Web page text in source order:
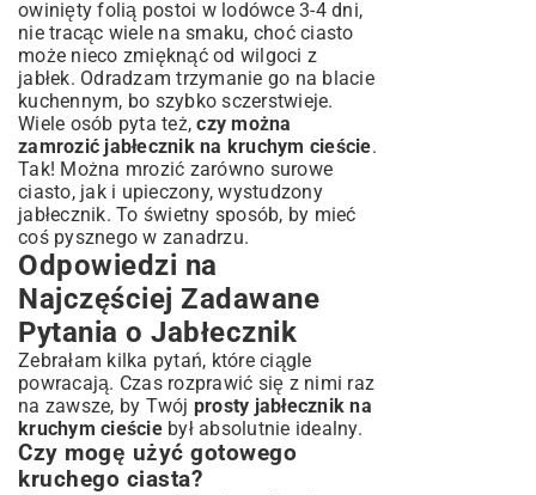
owinięty folią postoi w lodówce 3-4 dni,
nie tracąc wiele na smaku, choć ciasto
może nieco zmięknąć od wilgoci z
jabłek. Odradzam trzymanie go na blacie
kuchennym, bo szybko sczerstwieje.
Wiele osób pyta też,czy można
zamrozić jabłecznik na kruchym cieście.
Tak! Można mrozić zarówno surowe
ciasto, jak i upieczony, wystudzony
jabłecznik. To świetny sposób, by mieć
coś pysznego w zanadrzu.
Odpowiedzi na
Najczęściej Zadawane
Pytania o Jabłecznik
Zebrałam kilka pytań, które ciągle
powracają. Czas rozprawić się z nimi raz
na zawsze, by Twój prosty jabłecznik na
kruchym cieściebył absolutnie idealny.
Czy mogę użyć gotowego
kruchego ciasta?